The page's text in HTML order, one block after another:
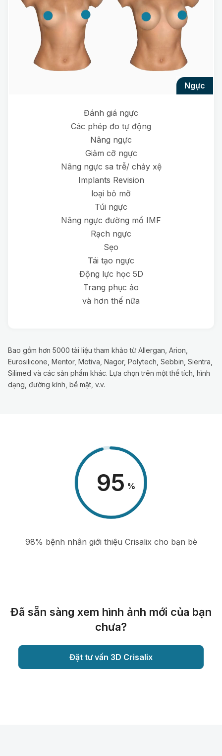
ngực
Đánh giá ngực
Các phép đo tự động
Nâng ngực
Giảm cỡ ngực
Nâng ngực sa trễ/ chảy xệ
Implants Revision
loại bỏ mỡ
Túi ngực
Nâng ngực đường mổ IMF
Rạch ngực
Sẹo
Tái tạo ngực
Động lực học 5D
Trang phục ảo
và hơn thế nữa
Bao gồm hơn 5000 tài liệu tham khảo từ Allergan, Arion,
Eurosilicone, Mentor, Motiva, Nagor, Polytech, Sebbin, Sientra,
Silimed và các sản phẩm khác. Lựa chọn trên một thể tích, hình
dạng, đường kính, bề mặt, v.v.
98 %
98% bệnh nhân giới thiệu Crisalix cho bạn bè
Đã sẵn sàng xem hình ảnh mới của bạn
chưa?
Đặt tư vấn 3D Crisalix